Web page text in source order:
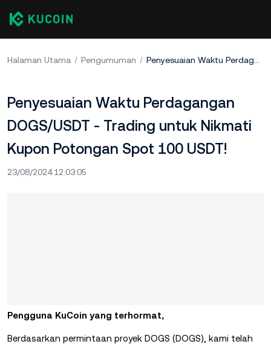
Halaman Utama Pengumuman Penyesuaian Waktu Perdagangan DOGS/USDT - Trading untuk Nikmati Kupon Potongan Spot 100 USDT!
Penyesuaian Waktu Perdagangan
DOGS/USDT - Trading untuk Nikmati
Kupon Potongan Spot 100 USDT!
23/08/2024 12:03:05
Pengguna KuCoin yang terhormat,
Berdasarkan permintaan proyek DOGS (DOGS), kami telah